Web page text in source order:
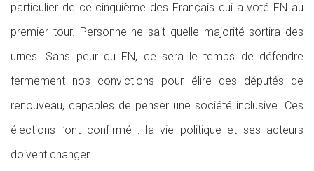
particulier de ce cinquième des Français qui a voté FN au
premier tour. Personne ne sait quelle majorité sortira des
urnes. Sans peur du FN, ce sera le temps de défendre
fermement nos convictions pour élire des députés de
renouveau, capables de penser une société inclusive. Ces
élections l’ont confirmé : la vie politique et ses acteurs
doivent changer.